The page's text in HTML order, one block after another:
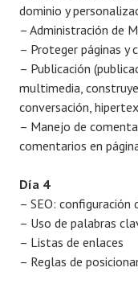
dominio y
– Administración de
– Proteger páginas y
– Publicación
multimedia,
conversación,
– Manejo de
comentarios en
Día 4
– SEO: configuración
– Uso de palabras
– Listas de enlaces
– Reglas de